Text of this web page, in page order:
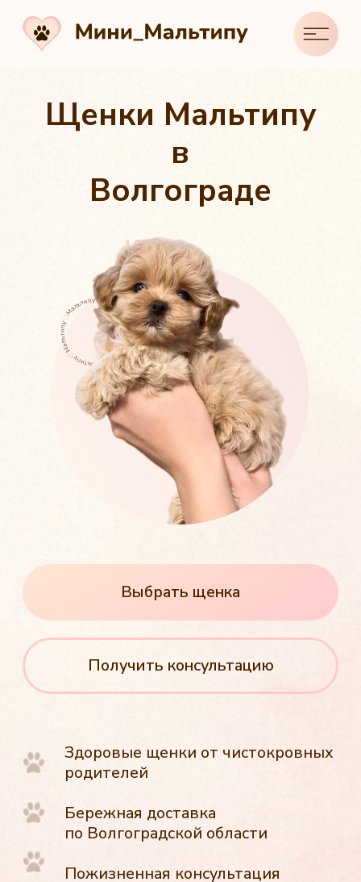
в
Волгограде
Получить консультацию
Выбрать щенка
по Волгоградской области
Пожизненная консультация
по любым вопросам